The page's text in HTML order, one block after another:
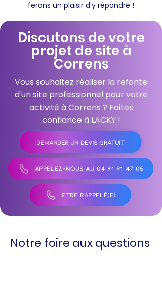
ferons un plaisir d'y répondre !
Discutons de votre
projet de site à
Correns
Vous souhaitez réaliser la refonte
d'un site professionnel pour votre
activité à Correns ? Faites
confiance à LACKY !
DEMANDER UN DEVIS GRATUIT
APPELEZ-NOUS AU 04 91 91 47 05
ÊTRE RAPPELÉ(E)
Notre foire aux questions